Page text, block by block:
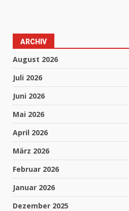
ARCHIV
August 2026
Juli 2026
Juni 2026
Mai 2026
April 2026
März 2026
Februar 2026
Januar 2026
Dezember 2025